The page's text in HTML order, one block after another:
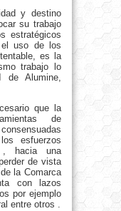
y destino
su trabajo
estratégicos
uso de los
es la
trabajo lo
de Alumine,
que la
de
esfuerzos
, hacia una
de vista
la Comarca
con lazos
por ejemplo
entre otros .